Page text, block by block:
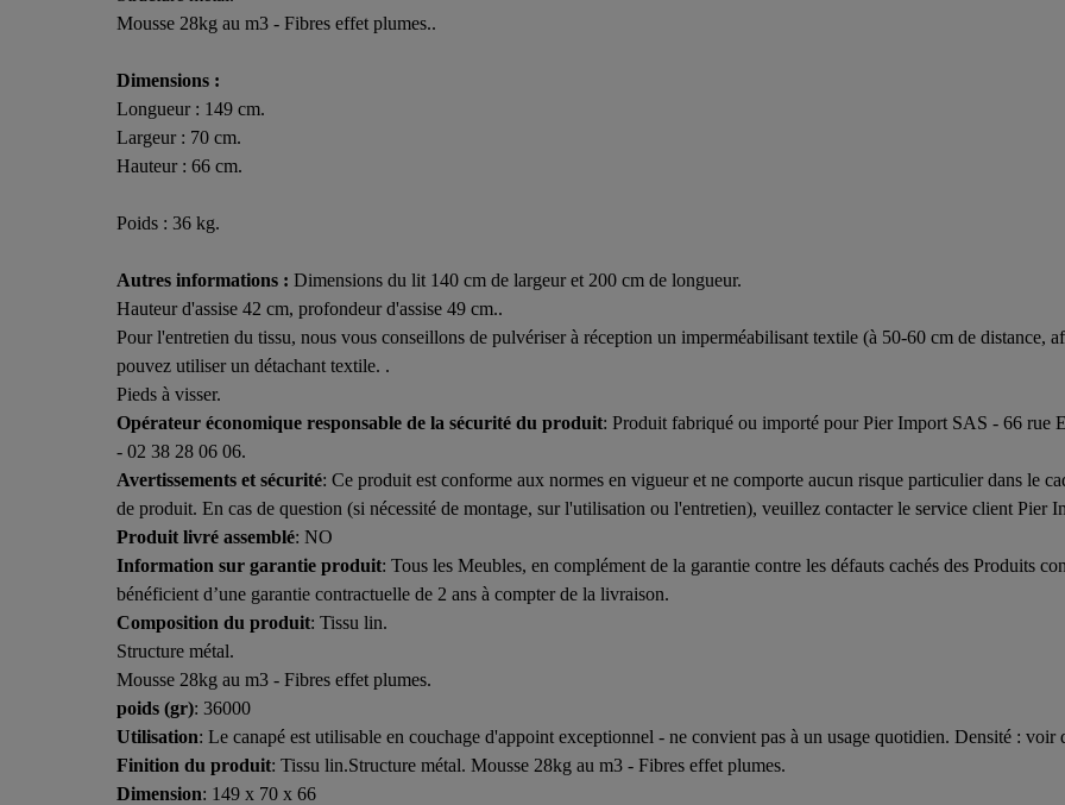
Mousse 28kg au m3 - Fibres effet plumes..
Dimensions :
Longueur : 149 cm.
Largeur : 70 cm.
Hauteur : 66 cm.
Poids : 36 kg.
Autres informations : Dimensions du lit 140 cm de largeur et 200 cm de longueur.
Hauteur d'assise 42 cm, profondeur d'assise 49 cm..
Pour l'entretien du tissu, nous vous conseillons de pulvériser à réception un imperméabilisant textile (à 50-60 cm de distance,
pouvez utiliser un détachant textile. .
Pieds à visser.
Opérateur économique responsable de la sécurité du produit: Produit fabriqué ou importé pour Pier Import SAS - 66 rue
- 02 38 28 06 06.
Avertissements et sécurité: Ce produit est conforme aux normes en vigueur et ne comporte aucun risque particulier dans le
de produit. En cas de question (si nécessité de montage, sur l'utilisation ou l'entretien), veuillez contacter le service client Pier
Produit livré assemblé: NO
Information sur garantie produit: Tous les Meubles, en complément de la garantie contre les défauts cachés des Produits
bénéficient d’une garantie contractuelle de 2 ans à compter de la livraison.
Composition du produit: Tissu lin.
Structure métal.
Mousse 28kg au m3 - Fibres effet plumes.
poids (gr): 36000
Utilisation: Le canapé est utilisable en couchage d'appoint exceptionnel - ne convient pas à un usage quotidien. Densité : voir
Finition du produit: Tissu lin.Structure métal. Mousse 28kg au m3 - Fibres effet plumes.
Dimension: 149 x 70 x 66